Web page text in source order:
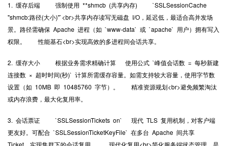
1. 缓存后端 强制使用 **shmcb (共享内存) `SSLSessionCache
"shmcb:路径(大小)"`<br>共享内存读写无磁盘 I/O，延迟低，最适合高并发场
景。路径需确保 Apache 进程（如 `www-data` 或 `apache` 用户）拥有写入
权限。 性能基石<br>实现高效的多进程间会话共享。
2. 缓存大小 根据业务需求精确计算 使用公式 `峰值会话数 = 每秒新建
连接数 × 超时时间(秒)` 计算所需缓存容量。如需支持较大容量，使用字节数
设置（如 10MB 即 10485760 字节）。 精准资源规划<br>避免频繁淘汰
或内存浪费，最大化复用率。
3. 会话票证 `SSLSessionTickets on` 现代 TLS 复用机制，对客户端
更友好。可配合 `SSLSessionTicketKeyFile` 在多台 Apache 间共享
Ticket，实现集群下的会话复用。 现代化复用<br>简化服务端状态管理，是